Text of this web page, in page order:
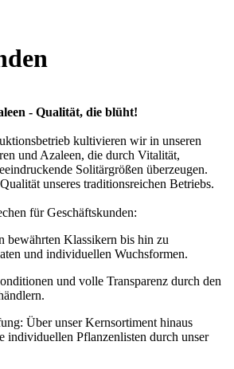
- Qualität, die blüht!
kultivieren wir in unseren
und Azaleen, die durch Vitalität,
Solitärgrößen überzeugen.
unseres traditionsreichen Betriebs.
für Geschäftskunden:
bewährten Klassikern bis hin zu
und individuellen Wuchsformen.
und volle Transparenz durch den
Über unser Kernsortiment hinaus
individuellen Pflanzenlisten durch unser